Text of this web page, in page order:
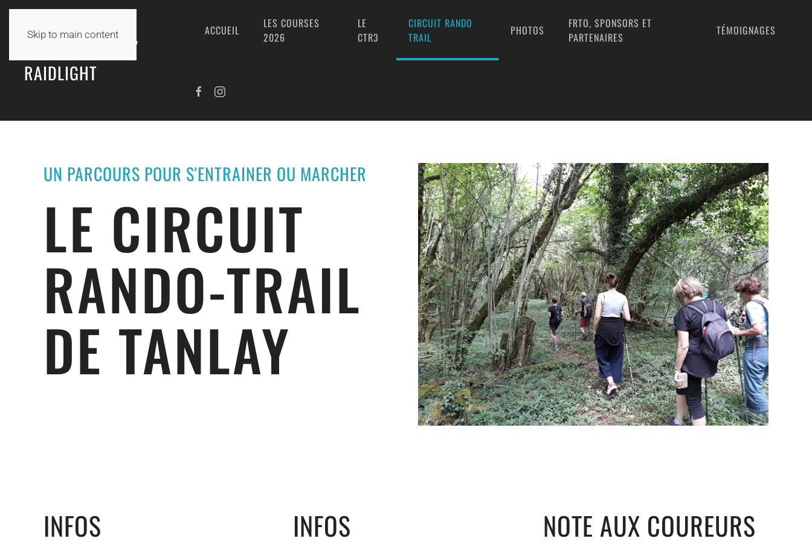
Skip to main content
TRAIL DE TANLAY
RAIDLIGHT
ACCUEIL
LES COURSES
2026
LE
CTR3
CIRCUIT RANDO
TRAIL
PHOTOS
FRTO, SPONSORS ET
PARTENAIRES
TÉMOIGNAGES
UN PARCOURS POUR S'ENTRAINER OU MARCHER
LE CIRCUIT
RANDO-TRAIL
DE TANLAY
INFOS INFOS NOTE AUX COUREURS